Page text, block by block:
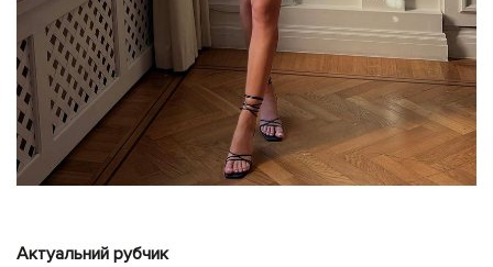
Актуальний рубчик